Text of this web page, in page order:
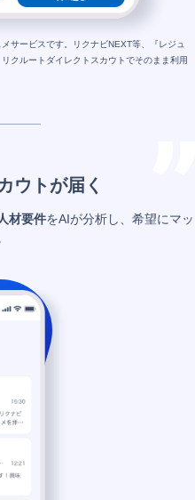
サービスです。リクナビNEXT等、『レジュ
クルートダイレクトスカウトでそのまま利用
ウトが届く
人材要件をAIが分析し、希望にマッ